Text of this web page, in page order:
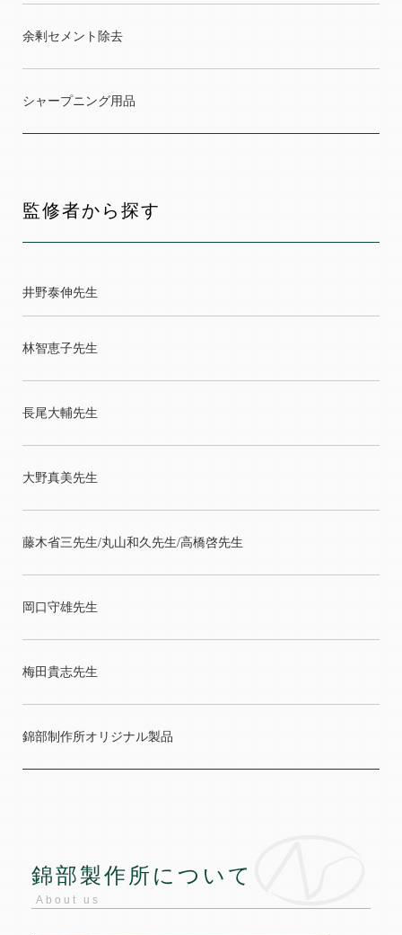
余剰セメント除去
シャープニング用品
監修者から探す
井野泰伸先生
林智恵子先生
長尾大輔先生
大野真美先生
藤木省三先生/丸山和久先生/高橋啓先生
岡口守雄先生
梅田貴志先生
錦部制作所オリジナル製品
錦部製作所について
About us